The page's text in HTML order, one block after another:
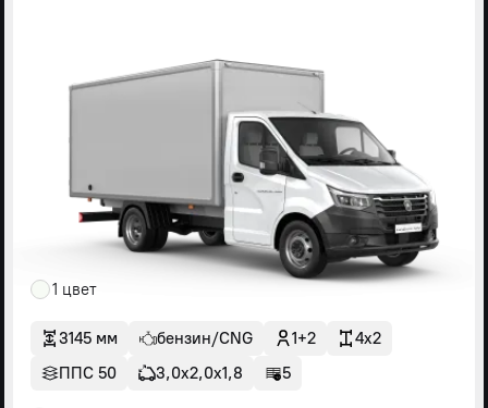
1 цвет
3145 мм бензин/CNG 1+2
4x2
ППС 50
3,0х2,0х1,8 5